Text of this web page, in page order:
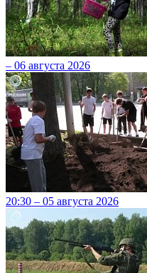
– 06 августа 2026
20:30 – 05 августа 2026